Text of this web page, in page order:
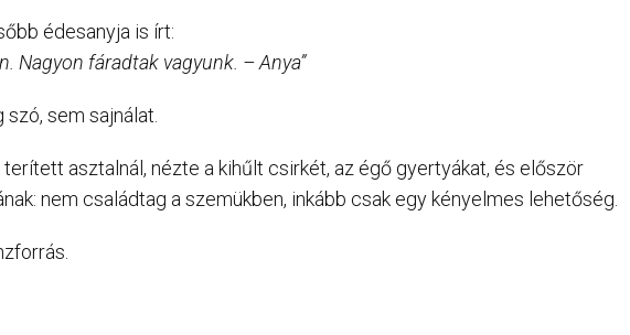
édesanyja is írt:
Nagyon fáradtak vagyunk. – Anya”
sem sajnálat.
asztalnál, nézte a kihűlt csirkét, az égő gyertyákat, és először
nem családtag a szemükben, inkább csak egy kényelmes lehetőség.